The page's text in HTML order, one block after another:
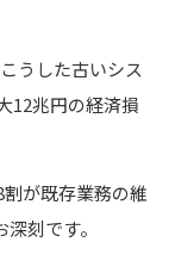
うした古いシス
12兆円の経済損
が既存業務の維
刻です。